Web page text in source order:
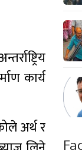
कार्य
अर्थ र